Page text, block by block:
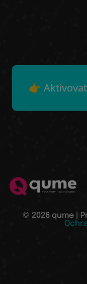
👉
© 2026 qume |